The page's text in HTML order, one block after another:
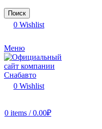
Поиск
0 Wishlist
Меню
0 Wishlist
0 items / 0.00₽